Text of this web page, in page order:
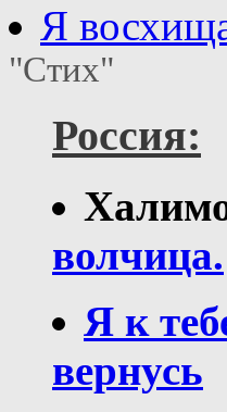
Я
"Стих"
Россия:
волчица.
Я к
вернусь